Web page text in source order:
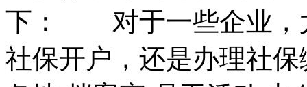
下： 对于一些企业，
社保开户，还是办理社